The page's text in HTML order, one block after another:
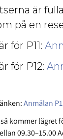
är
på en
för P11:
för P12:
Anmälan
så kommer lägret
09.30–15.00